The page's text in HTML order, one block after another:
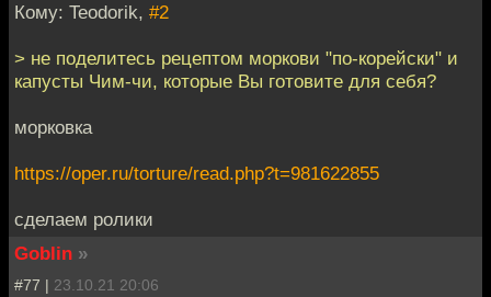
Кому: Teodorik, #2
> не поделитесь рецептом моркови "по-корейски" и
капусты Чим-чи, которые Вы готовите для себя?
морковка
https://oper.ru/torture/read.php?t=981622855
сделаем ролики
Goblin »
#77 | 23.10.21 20:06